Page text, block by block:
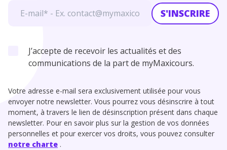
S'INSCRIRE
J’accepte de recevoir les actualités et des
communications de la part de myMaxicours.
Votre adresse e-mail sera exclusivement utilisée pour vous
envoyer notre newsletter. Vous pourrez vous désinscrire à tout
moment, à travers le lien de désinscription présent dans chaque
newsletter. Pour en savoir plus sur la gestion de vos données
personnelles et pour exercer vos droits, vous pouvez consulter
notre charte .